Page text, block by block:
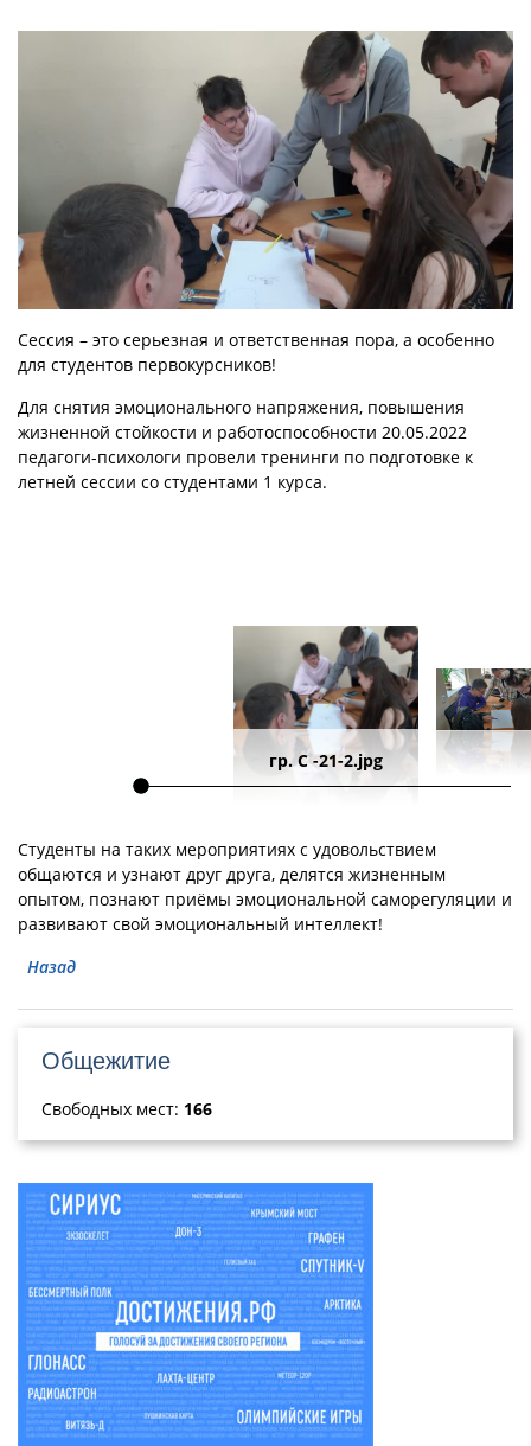
Сессия – это серьезная и ответственная пора, а особенно
для студентов первокурсников!
Для снятия эмоционального напряжения, повышения
жизненной стойкости и работоспособности 20.05.2022
педагоги-психологи провели тренинги по подготовке к
летней сессии со студентами 1 курса.
гр. С -21-2.jpg
Студенты на таких мероприятиях с удовольствием
общаются и узнают друг друга, делятся жизненным
опытом, познают приёмы эмоциональной саморегуляции и
развивают свой эмоциональный интеллект!
Назад
Общежитие
Свободных мест: 166